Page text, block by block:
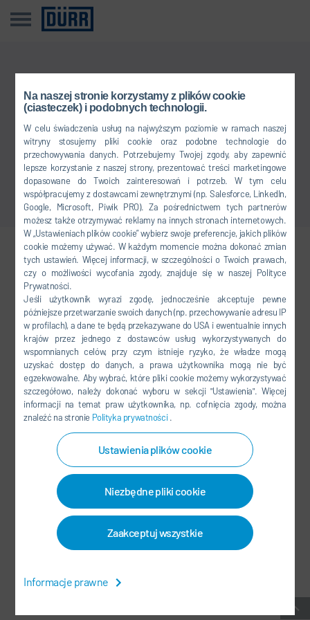
Na naszej stronie korzystamy z plików cookie
(ciasteczek) i podobnych technologii.
W celu świadczenia usług na najwyższym poziomie w ramach naszej
witryny stosujemy pliki cookie oraz podobne technologie do
przechowywania danych. Potrzebujemy Twojej zgody, aby zapewnić
lepsze korzystanie z naszej strony, prezentować treści marketingowe
dopasowane do Twoich zainteresowań i potrzeb. W tym celu
współpracujemy z dostawcami zewnętrznymi (np. Salesforce, LinkedIn,
Google, Microsoft, Piwik PRO). Za pośrednictwem tych partnerów
możesz także otrzymywać reklamy na innych stronach internetowych.
W „Ustawieniach plików cookie” wybierz swoje preferencje, jakich plików
cookie możemy używać. W każdym momencie można dokonać zmian
tych ustawień. Więcej informacji, w szczególności o Twoich prawach,
czy o możliwości wycofania zgody, znajduje się w naszej Polityce
Prywatności.
Jeśli użytkownik wyrazi zgodę, jednocześnie akceptuje pewne
późniejsze przetwarzanie swoich danych (np. przechowywanie adresu IP
w profilach), a dane te będą przekazywane do USA i ewentualnie innych
krajów przez jednego z dostawców usług wykorzystywanych do
wspomnianych celów, przy czym istnieje ryzyko, że władze mogą
uzyskać dostęp do danych, a prawa użytkownika mogą nie być
egzekwowalne. Aby wybrać, które pliki cookie możemy wykorzystywać
szczegółowo, należy dokonać wyboru w sekcji "Ustawienia". Więcej
informacji na temat praw użytkownika, np. cofnięcia zgody, można
znaleźć na stronie Polityka prywatności.
Ustawienia plików cookie
Niezbędne pliki cookie
Zaakceptuj wszystkie
Informacje prawne
Powrót do przeglądu
Dołącz do nas
FACEBOOK
YOUTUBE
LINKEDIN
INSTAGRAM
MEDIA SPOŁECZNOŚCIOWE
NEWSLETTER
KONTAKT / LOKALIZACJE
USTAWIENIA PLIKÓW COOKIES